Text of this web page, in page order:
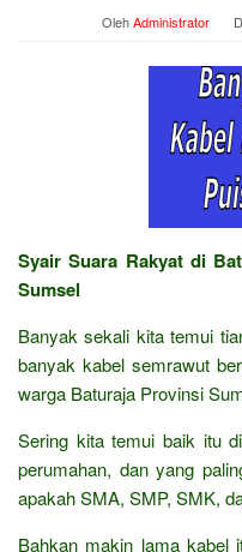
OlehAdministrator
Syair Suara Rakyat di
Sumsel
Banyak sekali kita temui
banyak kabel semrawut
warga Baturaja Provinsi
Sering kita temui baik itu
perumahan, dan yang
apakah SMA, SMP, SMK,
Bahkan makin lama kabel